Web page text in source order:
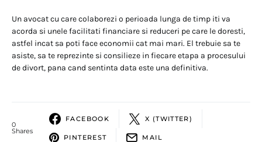
Un avocat cu care colaborezi o perioada lunga de timp iti va
acorda si unele facilitati financiare si reduceri pe care le doresti,
astfel incat sa poti face economii cat mai mari. El trebuie sa te
asiste, sa te reprezinte si consilieze in fiecare etapa a procesului
de divort, pana cand sentinta data este una definitiva.
0
Shares
FACEBOOK X (TWITTER)
PINTEREST MAIL